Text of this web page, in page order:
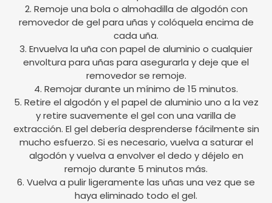
2. Remoje una bola o almohadilla de algodón con
removedor de gel para uñas y colóquela encima de
cada uña.
3. Envuelva la uña con papel de aluminio o cualquier
envoltura para uñas para asegurarla y deje que el
removedor se remoje.
4. Remojar durante un mínimo de 15 minutos.
5. Retire el algodón y el papel de aluminio uno a la vez
y retire suavemente el gel con una varilla de
extracción. El gel debería desprenderse fácilmente sin
mucho esfuerzo. Si es necesario, vuelva a saturar el
algodón y vuelva a envolver el dedo y déjelo en
remojo durante 5 minutos más.
6. Vuelva a pulir ligeramente las uñas una vez que se
haya eliminado todo el gel.